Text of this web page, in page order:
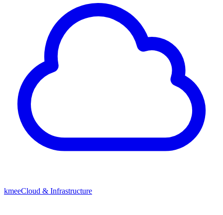
kmeeCloud & Infrastructure